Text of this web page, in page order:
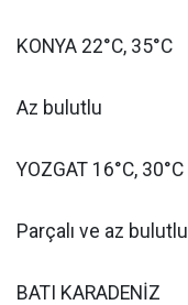
KONYA 22°C, 35°C
Az bulutlu
YOZGAT 16°C, 30°C
Parçalı ve az bulutlu
BATI KARADENİZ